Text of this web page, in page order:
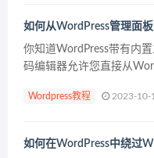
如何从WordPress管理面
你知道WordPress带有内
码编辑器允许您直接从
其他漏洞结合时破坏您的
Wordpress教程 2023-10-
如何在WordPress中绕过